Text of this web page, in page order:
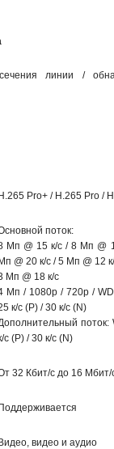
линии /
H.265 Pro+ / H.265 Pro /
поток:
Мп @ 15 к/с / 8 Мп @
Мп @ 20 к/с / 5 Мп @ 12
Мп @ 18 к/с
Мп / 1080p / 720p /
к/с (P) / 30 к/с (N)
поток:
с (P) / 30 к/с (N)
32 Кбит/с до 16 Мбит/
Поддерживается
Видео, видео и аудио